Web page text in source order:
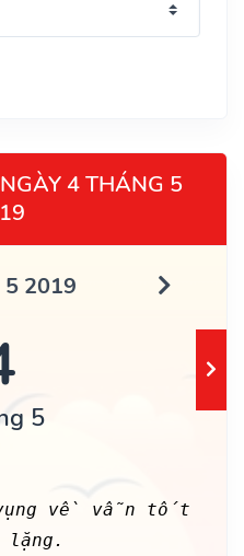
4 THÁNG 5
2019
5
về vẫn tốt
lặng.